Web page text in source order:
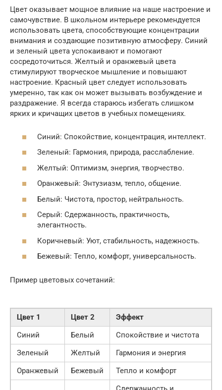
Цвет оказывает мощное влияние на наше настроение и
самочувствие. В школьном интерьере рекомендуется
использовать цвета, способствующие концентрации
внимания и создающие позитивную атмосферу. Синий
и зеленый цвета успокаивают и помогают
сосредоточиться. Желтый и оранжевый цвета
стимулируют творческое мышление и повышают
настроение. Красный цвет следует использовать
умеренно, так как он может вызывать возбуждение и
раздражение. Я всегда стараюсь избегать слишком
ярких и кричащих цветов в учебных помещениях.
Синий: Спокойствие, концентрация, интеллект.
Зеленый: Гармония, природа, расслабление.
Желтый: Оптимизм, энергия, творчество.
Оранжевый: Энтузиазм, тепло, общение.
Белый: Чистота, простор, нейтральность.
Серый: Сдержанность, практичность,
элегантность.
Коричневый: Уют, стабильность, надежность.
Бежевый: Тепло, комфорт, универсальность.
Пример цветовых сочетаний:
Цвет 1 Цвет 2
Эффект
Синий
Белый
Спокойствие и чистота
Зеленый
Желтый
Гармония и энергия
Оранжевый
Бежевый Тепло и комфорт